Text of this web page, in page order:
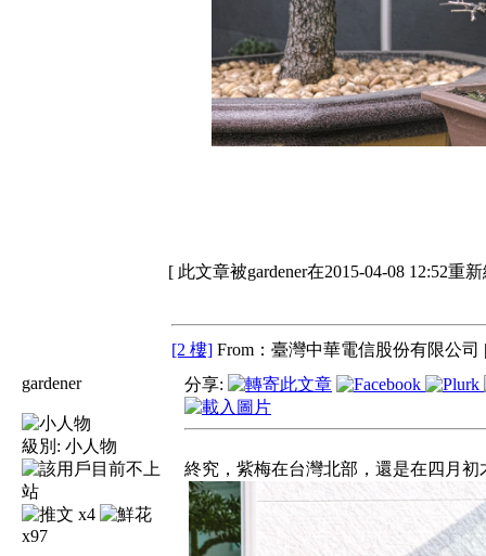
[ 此文章被gardener在2015-04-08 12:52重
[2 樓] From：臺灣中華電信股份有限公司
gardener
級別: 小人物
x4
x97
分享:
終究，紫梅在台灣北部，還是在四月初